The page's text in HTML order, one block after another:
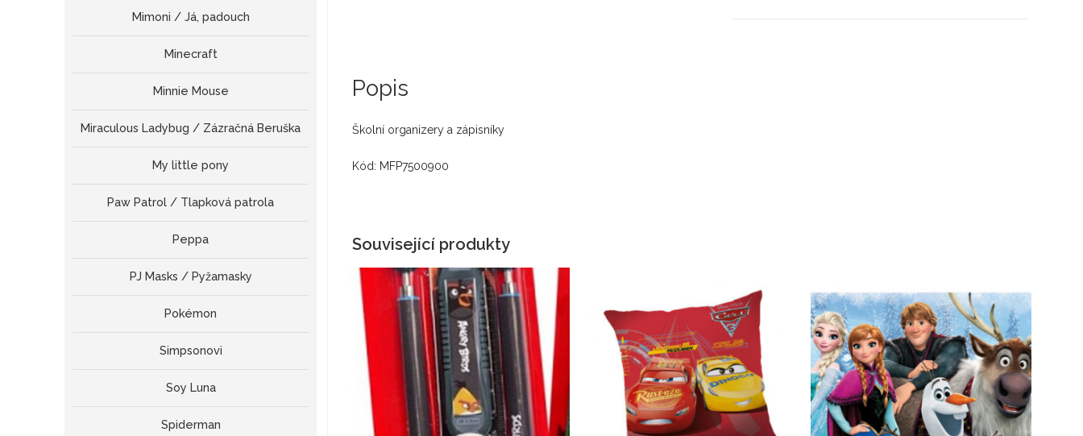
Popis
Školní organizery a zápisníky
Kód: MFP7500900
Související produkty
Mimoni / Já, padouch
Minecraft
Minnie Mouse
Miraculous Ladybug / Zázračná Beruška
My little pony
Paw Patrol / Tlapková patrola
Peppa
PJ Masks / Pyžamasky
Pokémon
Simpsonovi
Soy Luna
Spiderman